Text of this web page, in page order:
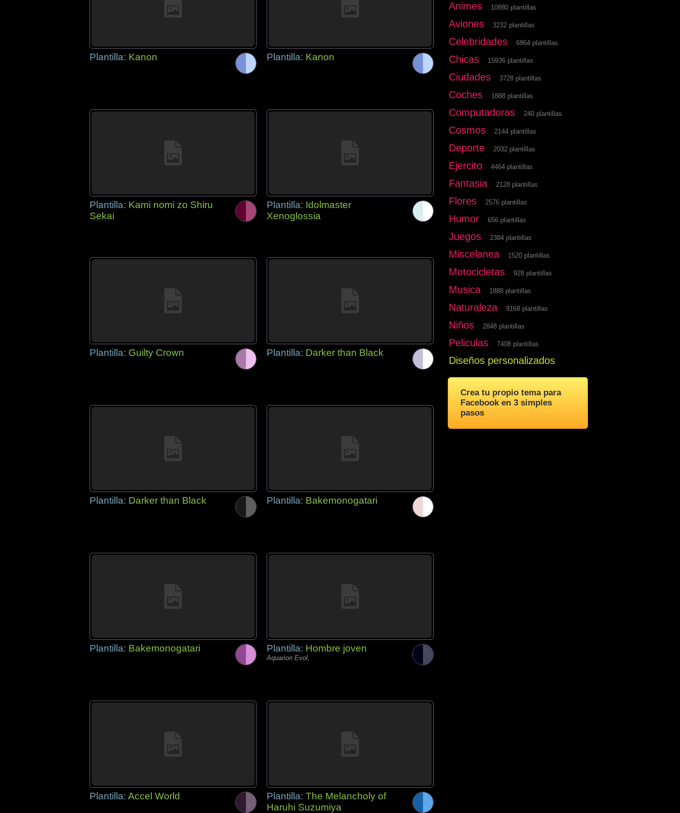
Plantilla: Kanon Plantilla: Kanon
Plantilla: Kami nomi zo Shiru
Sekai
Plantilla: Idolmaster
Xenoglossia
Plantilla: Guilty Crown Plantilla: Darker than Black
Plantilla: Darker than Black Plantilla: Bakemonogatari
Plantilla: Bakemonogatari Plantilla: Hombre joven
Aquarion Evol,
Plantilla: Accel World Plantilla: The Melancholy of
Haruhi Suzumiya
Animes 10880 plantillas
Aviones 3232 plantillas
Celebridades 6864 plantillas
Chicas 15936 plantillas
Ciudades 3728 plantillas
Coches 1888 plantillas
Computadoras 240 plantillas
Cosmos 2144 plantillas
Deporte 2032 plantillas
Ejercito 4464 plantillas
Fantasia 2128 plantillas
Flores 2576 plantillas
Humor 656 plantillas
Juegos 2384 plantillas
Miscelanea 1520 plantillas
Motocicletas 928 plantillas
Musica 1888 plantillas
Naturaleza 9168 plantillas
Niños 2848 plantillas
Peliculas 7408 plantillas
Diseños personalizados
Crea tu propio tema para
Facebook en 3 simples
pasos